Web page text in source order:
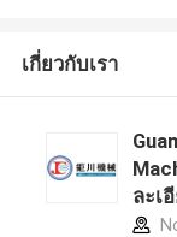
เกี่ยวกับเรา
ละเ